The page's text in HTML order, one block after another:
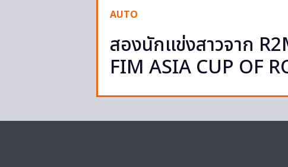
AUTO
สองนักแข่งสาวจาก
FIM ASIA CUP OF